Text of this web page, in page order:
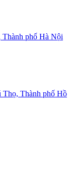
phố Hà Nội
Thọ, Thành phố Hồ